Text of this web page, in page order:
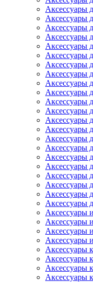
Аксессуары
Аксессуары
Аксессуары
Аксессуары
Аксессуары
Аксессуары
Аксессуары
Аксессуары
Аксессуары
Аксессуары
Аксессуары
Аксессуары
Аксессуары
Аксессуары
Аксессуары
Аксессуары
Аксессуары
Аксессуары
Аксессуары
Аксессуары
Аксессуары
Аксессуары
Аксессуары
Аксессуары
Аксессуары
Аксессуары
Аксессуары
Аксессуары
Аксессуары
Аксессуары